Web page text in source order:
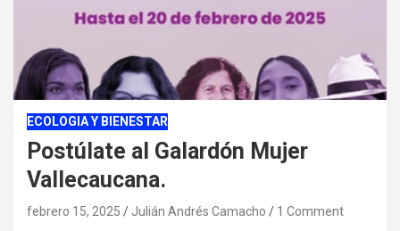
ECOLOGIA Y BIENESTAR
Postúlate al Galardón Mujer
Vallecaucana.
febrero 15, 2025 Julián Andrés Camacho 1 Comment